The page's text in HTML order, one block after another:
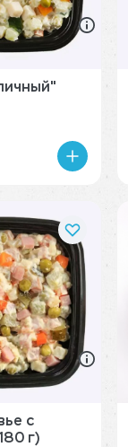
В
корзину
с
г)